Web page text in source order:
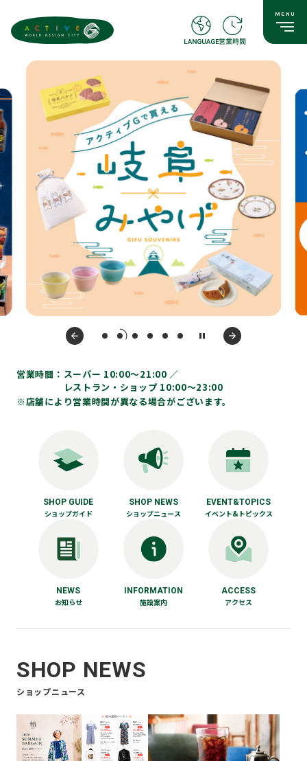
営業時間： スーパー 10:00〜21:00 ／
レストラン・ショップ 10:00～23:00
※店舗により営業時間が異なる場合がございます。
SHOP GUIDE
ショップガイド
SHOP NEWS
ショップニュース
EVENT&TOPICS
イベント&トピックス
NEWS
お知らせ
INFORMATION
施設案内
ACCESS
アクセス
SHOP NEWS
ショップニュース